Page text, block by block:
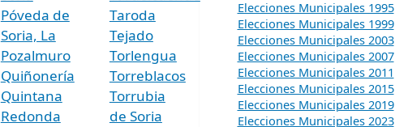
Póveda de
Soria, La
Pozalmuro
Quiñonería
Quintana
Redonda
Taroda
Tejado
Torlengua
Torreblacos
Torrubia
de Soria
Elecciones Municipales 1995
Elecciones Municipales 1999
Elecciones Municipales 2003
Elecciones Municipales 2007
Elecciones Municipales 2011
Elecciones Municipales 2015
Elecciones Municipales 2019
Elecciones Municipales 2023